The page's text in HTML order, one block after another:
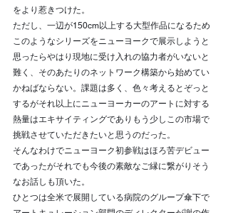
をより惹きつけた。
ただし、一辺が150cm以上する大型作品になるため
このようなシリーズをニューヨークで展示しようと
思ったらやはり現地に受け入れの協力者がいないと
難く、そのあたりのネットワーク構築から始めてい
かねばならない。課題は多く、色々考えるとぞっと
するがそれ以上にニューヨーカーのアートに対する
熱量はエキサイティングでありもう少しこの市場で
挑戦させていただきたいと思うのだった。
そんなわけでニューヨーク初参戦はほろ苦デビュー
であったがそれでも今後の素敵なご縁に繋がりそう
なお話しも頂いた。
ひとつは全米で展開している病院のグループ傘下で